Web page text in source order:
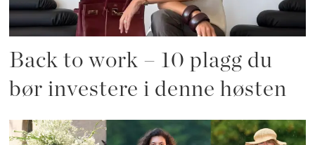
Back to work – 10 plagg du
bør investere i denne høsten